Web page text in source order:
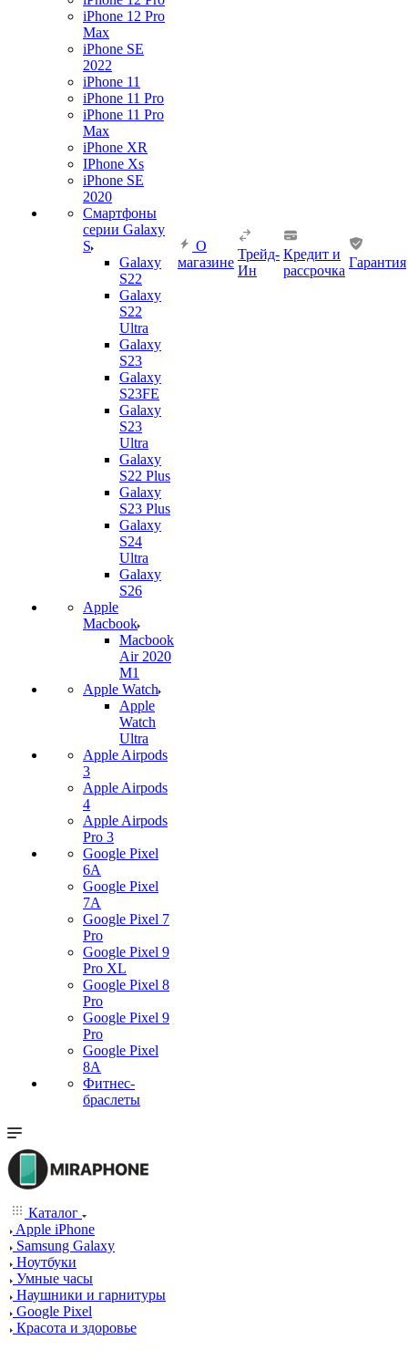
iPhone 12 Pro
Max
iPhone SE
2022
iPhone 11
iPhone 11 Pro
iPhone 11 Pro
Max
iPhone XR
IPhone Xs
iPhone SE
2020
Смартфоны
серии Galaxy
S
Galaxy
S22
Galaxy
S22
Ultra
Galaxy
S23
Galaxy
S23FE
Galaxy
S23
Ultra
Galaxy
S22 Plus
Galaxy
S23 Plus
Galaxy
S24
Ultra
Galaxy
S26
Apple
Macbook
Macbook
Air 2020
M1
Apple Watch
Apple
Watch
Ultra
Apple Airpods
3
Apple Airpods
4
Apple Airpods
Pro 3
Google Pixel
6A
Google Pixel
7А
Google Pixel 7
Pro
Google Pixel 9
Pro XL
Google Pixel 8
Pro
Google Pixel 9
Pro
Google Pixel
8A
Фитнес-
браслеты
О
магазине
Трейд-
Ин
Кредит и
рассрочка
Гарантия
Каталог
Apple iPhone
Samsung Galaxy
Ноутбуки
Умные часы
Наушники и гарнитуры
Google Pixel
Красота и здоровье